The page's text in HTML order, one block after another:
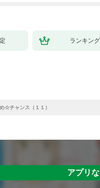
ランキング
☆チャンス（１１）
アプリ